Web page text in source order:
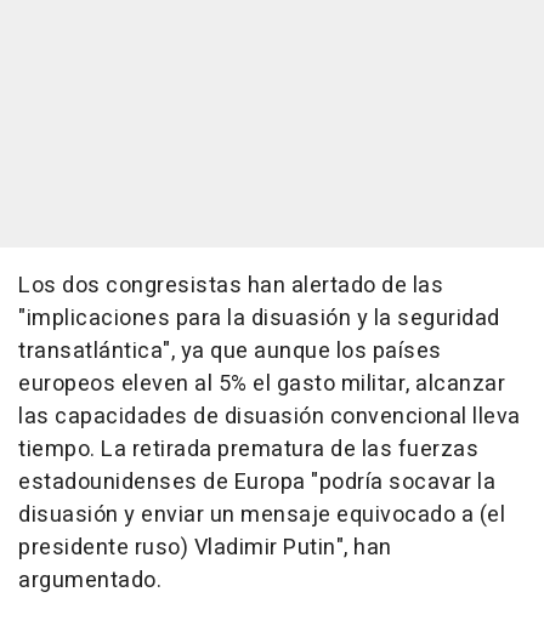
Los dos congresistas han alertado de las
"implicaciones para la disuasión y la seguridad
transatlántica", ya que aunque los países
europeos eleven al 5% el gasto militar, alcanzar
las capacidades de disuasión convencional lleva
tiempo. La retirada prematura de las fuerzas
estadounidenses de Europa "podría socavar la
disuasión y enviar un mensaje equivocado a (el
presidente ruso) Vladimir Putin", han
argumentado.